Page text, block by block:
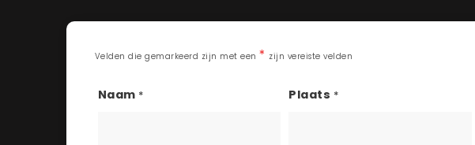
Velden die gemarkeerd zijn met een* zijn vereiste velden
Naam * Plaats *